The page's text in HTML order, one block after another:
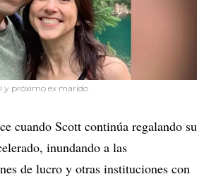
y próximo ex marido
cuando Scott continúa regalando su
inundando a las
de lucro y otras instituciones con